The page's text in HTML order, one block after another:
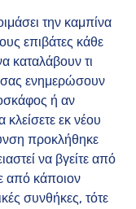
την καμπίνα
επιβάτες κάθε
καταλάβουν τι
σας ενημερώσουν
ή αν
εκ νέου
προκλήθηκε
να βγείτε από
από κάποιον
συνθήκες, τότε